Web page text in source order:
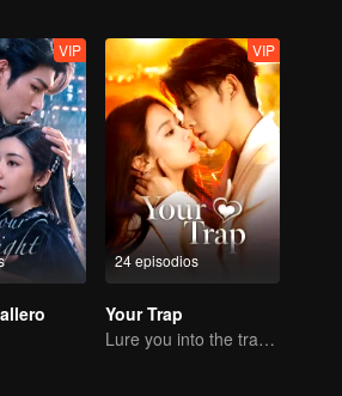
VIP
24 episodios
VIP
Your Trap
Lure you into the trap with love as bait